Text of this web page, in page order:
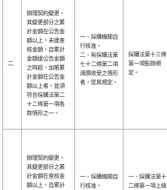
二
辦理契約變更，
其變更部分之累
計金額在公告金
額以上，未達查
核金額，自累計
金額達公告金額
之時起。加帳累
計金額在公告金
額以上者，並須
符合採購法第二
十二條第一項各
款情形之一。
一、採購機關自
行核准。
二、有採購法第
七十二條第二項
減價收受之情形
者，從其規定。
採購法第十三條
第一項監辦規
定。
辦理契約變更，
其變更部分之累
計金額在查核金
額以上，自累計
一、採購機關自
行核准。
一、採購法第十
二條第一項上級